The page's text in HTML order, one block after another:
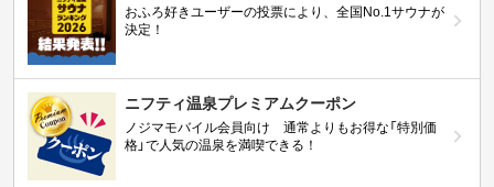
おふろ好きユーザーの投票により、全国No.1サウナが
決定！
ニフティ温泉プレミアムクーポン
ノジマモバイル会員向け 通常よりもお得な「特別価
格」で人気の温泉を満喫できる！